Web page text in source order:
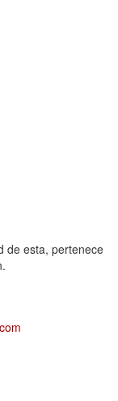
de esta, pertenece